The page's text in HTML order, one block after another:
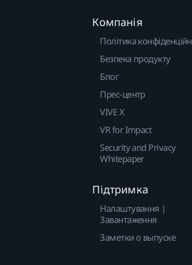
Компанія
Політика
Безпека продукту
Блог
Прес-центр
VIVE X
VR for Impact
Security and Privacy
Whitepaper
Підтримка
Налаштування |
Завантаження
Заметки о выпуске